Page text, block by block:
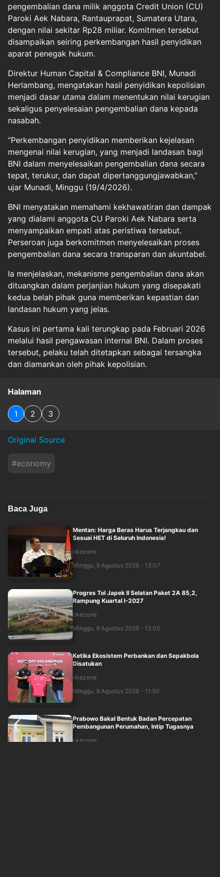
pengembalian dana milik anggota Credit Union (CU)
Paroki Aek Nabara, Rantauprapat, Sumatera Utara,
dengan nilai sekitar Rp28 miliar. Komitmen tersebut
disampaikan seiring perkembangan hasil penyidikan
aparat penegak hukum.
Direktur Human Capital & Compliance BNI, Munadi
Herlambang, mengatakan hasil penyidikan kepolisian
menjadi dasar utama dalam menentukan nilai kerugian
sekaligus penyelesaian pengembalian dana kepada
nasabah.
“Perkembangan penyidikan memberikan kejelasan
mengenai nilai kerugian, yang menjadi landasan bagi
BNI dalam menyelesaikan pengembalian dana secara
tepat, terukur, dan dapat dipertanggungjawabkan,”
ujar Munadi, Minggu (19/4/2026).
BNI menyatakan memahami kekhawatiran dan dampak
yang dialami anggota CU Paroki Aek Nabara serta
menyampaikan empati atas peristiwa tersebut.
Perseroan juga berkomitmen menyelesaikan proses
pengembalian dana secara transparan dan akuntabel.
Ia menjelaskan, mekanisme pengembalian dana akan
dituangkan dalam perjanjian hukum yang disepakati
kedua belah pihak guna memberikan kepastian dan
landasan hukum yang jelas.
Kasus ini pertama kali terungkap pada Februari 2026
melalui hasil pengawasan internal BNI. Dalam proses
tersebut, pelaku telah ditetapkan sebagai tersangka
dan diamankan oleh pihak kepolisian.
Halaman
1 2 3
Original Source
#economy
Baca Juga
Mentan: Harga Beras Harus Terjangkau dan
Sesuai HET di Seluruh Indonesia!
okezone
Minggu, 9 Agustus 2026 - 13:07
Progres Tol Japek II Selatan Paket 2A 85,2,
Rampung Kuartal I-2027
okezone
Minggu, 9 Agustus 2026 - 12:05
Ketika Ekosistem Perbankan dan Sepakbola
Disatukan
okezone
Minggu, 9 Agustus 2026 - 11:50
Prabowo Bakal Bentuk Badan Percepatan
Pembangunan Perumahan, Intip Tugasnya
okezone